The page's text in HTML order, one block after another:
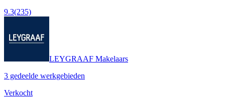
9.3(235)
LEYGRAAF Makelaars
3 gedeelde werkgebieden
Verkocht